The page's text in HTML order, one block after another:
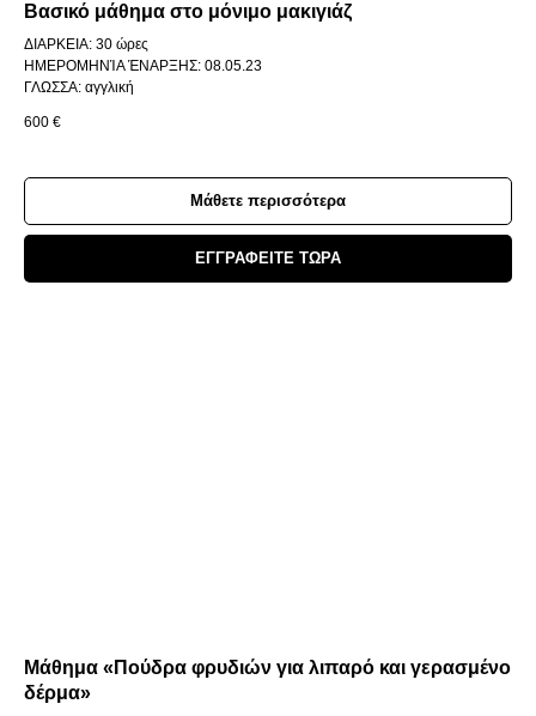
Βασικό μάθημα στο μόνιμο μακιγιάζ
ΔΙΑΡΚΕΙΑ: 30 ώρες
ΗΜΕΡΟΜΗΝΊΑ ΈΝΑΡΞΗΣ: 08.05.23
ΓΛΩΣΣΑ: αγγλική
600 €
Μάθετε περισσότερα
ΕΓΓΡΑΦΕΙΤΕ ΤΩΡΑ
Μάθημα «Πούδρα φρυδιών για λιπαρό και γερασμένο
δέρμα»